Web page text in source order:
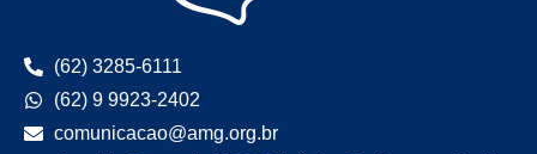
(62) 3285-6111
(62) 9 9923-2402
comunicacao@amg.org.br